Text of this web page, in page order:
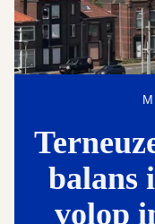
balans
volop